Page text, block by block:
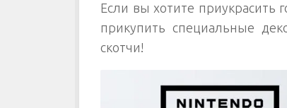
Если вы хотите приукрасить
прикупить специальные
скотчи!